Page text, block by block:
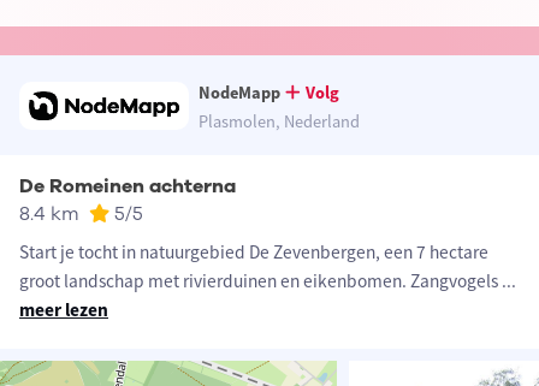
NodeMapp
Volg
Plasmolen, Nederland
De Romeinen achterna
8.4 km 5/5
Start je tocht in natuurgebied De Zevenbergen, een 7 hectare
groot landschap met rivierduinen en eikenbomen. Zangvogels ...
meer lezen